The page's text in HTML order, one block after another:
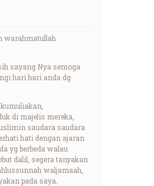
warahmatullah
sayang Nya semoga
hari hari anda dg
di majelis mereka,
saudara saudara
hati dengan ajaran
yg berbeda walau
dalil, segera tanyakan
waljamaah,
pada saya.